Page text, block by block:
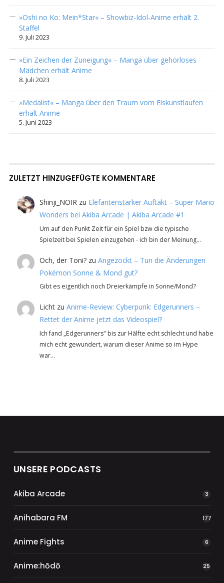
»Oshi no Ko: Mein*Star« – Showbiz-Idol-Anime erhält 2.
Staffel
9. Juli 2023
»Ein Zeichen der Zuneigung« – Manga über gehörloses
Mädchen erhält Anime
8. Juli 2023
»Medalist« – Manga über den Traum vom Eiskunstlaufen
erhält Anime
5. Juni 2023
ZULETZT HINZUGEFÜGTE KOMMENTARE
Shinji_NOIR zu Elefantenstarker Auftakt – Super Mario
Wonders bei Akiba Arcade | Akiba Arcade #1
Um auf den Punkt Zeit für ein Spiel bzw die typische
Spielzeit bei Spielen einzugehen - ich bin der Meinung…
Och, der Toni? zuAngezockt – Tun die Änderungen
Pokémon Sonne & Mond gut?
Gibt es eigentlich noch Dreierkämpfe in Sonne/Mond?
Licht zuAnime-Review: Cyberpunk: Edgerunners –
Rettet der Anime jetzt das Videospiel?
Ich fand „Edgerunners" bis zur Hälfte echt schlecht und habe
mich echt gewundert, warum dieser Anime so im Hype
war…
UNSERE PODCASTS
Akiba Arcade 3
Anihabara FM 177
Anime Fights 6
Anime:hōdō 25